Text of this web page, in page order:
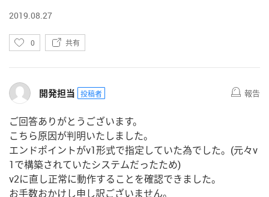
2019.08.27
い
0 共有
開発担当 投稿者 報告
ご回答ありがとうございます。
こちら原因が判明いたしました。
エンドポイントがv1形式で指定していた為でした。(元々v
1で構築されていたシステムだったため)
v2に直し正常に動作することを確認できました。
お手数おかけし申し訳ございません。